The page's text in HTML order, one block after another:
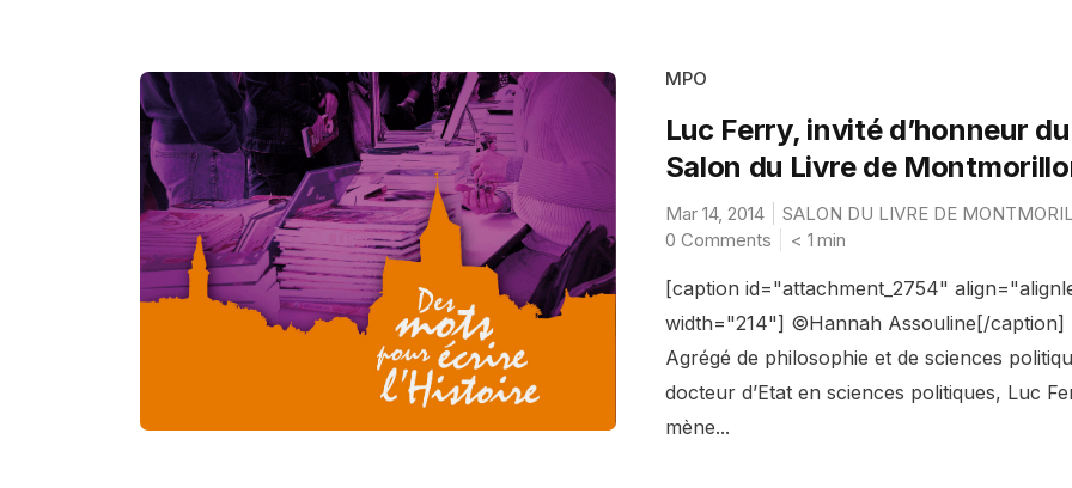
MPO
Luc Ferry, invité d’honneur du
Salon du Livre de
Mar 14, 2014
SALON DU LIVRE DE
0 Comments
< 1 min
[caption id="attachment_2754"
width="214"] ©Hannah Assouline[/caption]
Agrégé de philosophie et de sciences
docteur d’Etat en sciences politiques, Luc
mène...